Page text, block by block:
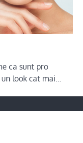
ca sunt pro
look cat mai…